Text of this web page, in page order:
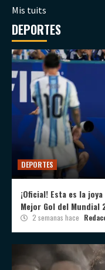
Mis tuits
DEPORTES
DEPORTES
¡Oficial! Esta es la
Mejor Gol del Mundial
2 semanas hace